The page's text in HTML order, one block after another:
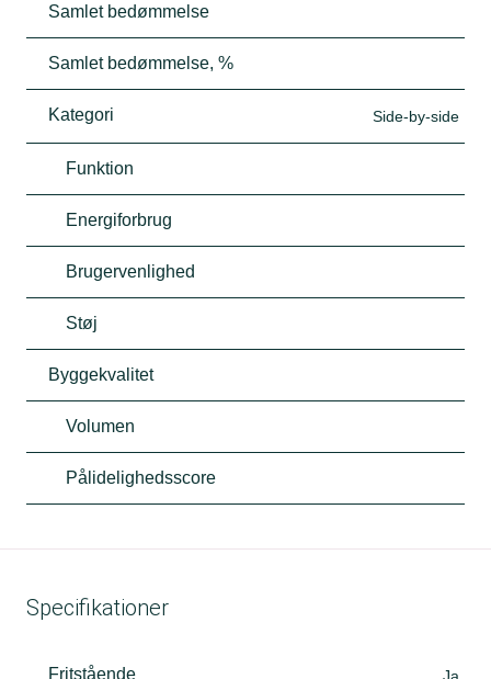
Samlet bedømmelse
Samlet bedømmelse, %
Kategori Side-by-side
Funktion
Energiforbrug
Brugervenlighed
Støj
Byggekvalitet
Volumen
Pålidelighedsscore
Specifikationer
Fritstående Ja